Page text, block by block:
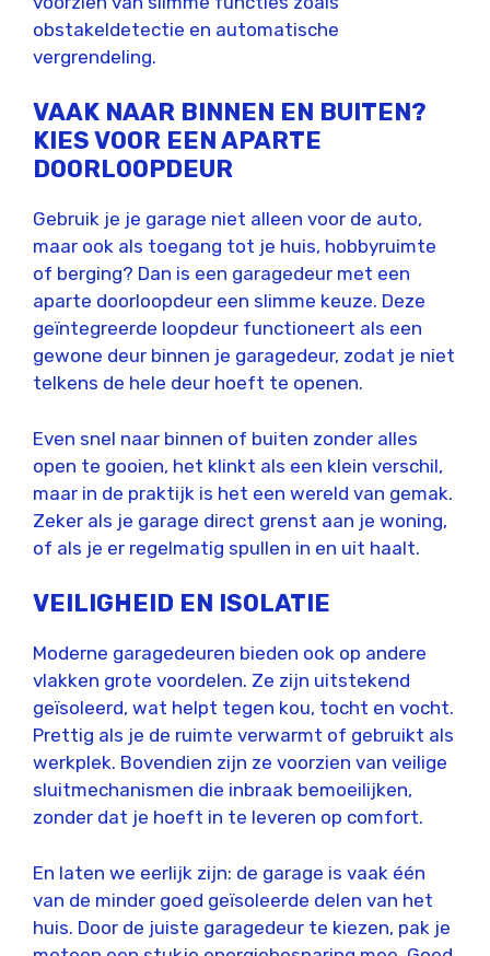
obstakeldetectie en automatische
vergrendeling.
VAAK NAAR BINNEN EN BUITEN?
KIES VOOR EEN APARTE
DOORLOOPDEUR
Gebruik je je garage niet alleen voor de auto,
maar ook als toegang tot je huis, hobbyruimte
of berging? Dan is een garagedeur met een
aparte doorloopdeur een slimme keuze. Deze
geïntegreerde loopdeur functioneert als een
gewone deur binnen je garagedeur, zodat je niet
telkens de hele deur hoeft te openen.
Even snel naar binnen of buiten zonder alles
open te gooien, het klinkt als een klein verschil,
maar in de praktijk is het een wereld van gemak.
Zeker als je garage direct grenst aan je woning,
of als je er regelmatig spullen in en uit haalt.
VEILIGHEID EN ISOLATIE
Moderne garagedeuren bieden ook op andere
vlakken grote voordelen. Ze zijn uitstekend
geïsoleerd, wat helpt tegen kou, tocht en vocht.
Prettig als je de ruimte verwarmt of gebruikt als
werkplek. Bovendien zijn ze voorzien van veilige
sluitmechanismen die inbraak bemoeilijken,
zonder dat je hoeft in te leveren op comfort.
En laten we eerlijk zijn: de garage is vaak één
van de minder goed geïsoleerde delen van het
huis. Door de juiste garagedeur te kiezen, pak je